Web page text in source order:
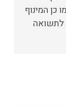
כן המינוף
לתשואה